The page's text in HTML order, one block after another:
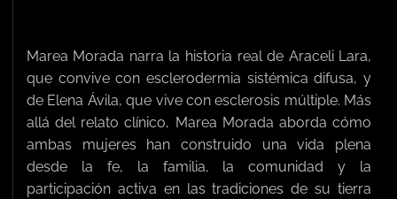
Marea Morada narra la historia real de Araceli Lara,
que convive con esclerodermia sistémica difusa, y
de Elena Ávila, que vive con esclerosis múltiple. Más
allá del relato clínico, Marea Morada aborda cómo
ambas mujeres han construido una vida plena
desde la fe, la familia, la comunidad y la
participación activa en las tradiciones de su tierra